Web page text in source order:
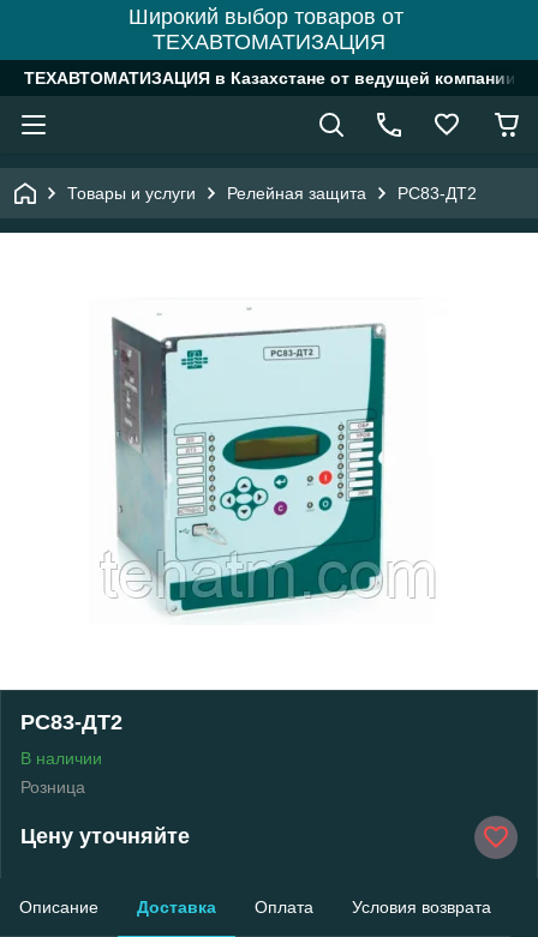
Широкий выбор товаров от
ТЕХАВТОМАТИЗАЦИЯ
ТЕХАВТОМАТИЗАЦИЯ в Казахстане от ведущей компании
Товары и услуги Релейная защита РС83-ДТ2
РС83-ДТ2
В наличии
Розница
Цену уточняйте
Описание Доставка Оплата Условия возврата